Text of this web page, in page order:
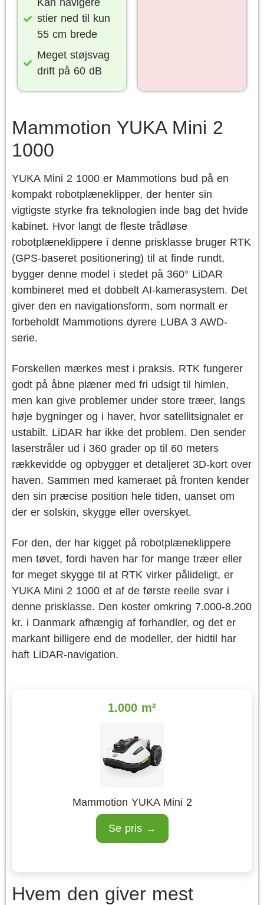
Kan navigere
stier ned til kun
55 cm brede
Meget støjsvag
drift på 60 dB
Mammotion YUKA Mini 2
1000
YUKA Mini 2 1000 er Mammotions bud på en
kompakt robotplæneklipper, der henter sin
vigtigste styrke fra teknologien inde bag det hvide
kabinet. Hvor langt de fleste trådløse
robotplæneklippere i denne prisklasse bruger RTK
(GPS-baseret positionering) til at finde rundt,
bygger denne model i stedet på 360° LiDAR
kombineret med et dobbelt AI-kamerasystem. Det
giver den en navigationsform, som normalt er
forbeholdt Mammotions dyrere LUBA 3 AWD-
serie.
Forskellen mærkes mest i praksis. RTK fungerer
godt på åbne plæner med fri udsigt til himlen,
men kan give problemer under store træer, langs
høje bygninger og i haver, hvor satellitsignalet er
ustabilt. LiDAR har ikke det problem. Den sender
laserstråler ud i 360 grader op til 60 meters
rækkevidde og opbygger et detaljeret 3D-kort over
haven. Sammen med kameraet på fronten kender
den sin præcise position hele tiden, uanset om
der er solskin, skygge eller overskyet.
For den, der har kigget på robotplæneklippere
men tøvet, fordi haven har for mange træer eller
for meget skygge til at RTK virker pålideligt, er
YUKA Mini 2 1000 et af de første reelle svar i
denne prisklasse. Den koster omkring 7.000-8.200
kr. i Danmark afhængig af forhandler, og det er
markant billigere end de modeller, der hidtil har
haft LiDAR-navigation.
1.000 m²
Mammotion YUKA Mini 2
Se pris →
Hvem den giver mest